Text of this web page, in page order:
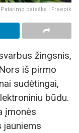
Patarimo paieška | Freepik
žingsnis,
iš pirmo
sudėtingai,
būdu.
įmonės
jauniems